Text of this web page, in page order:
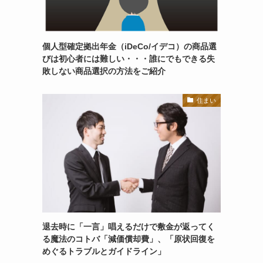
個人型確定拠出年金（iDeCo/イデコ）の商品選
びは初心者には難しい・・・誰にでもできる失
敗しない商品選択の方法をご紹介
住まい
退去時に「一言」唱えるだけで敷金が返ってく
る魔法のコトバ「減価償却費」、「原状回復を
めぐるトラブルとガイドライン」